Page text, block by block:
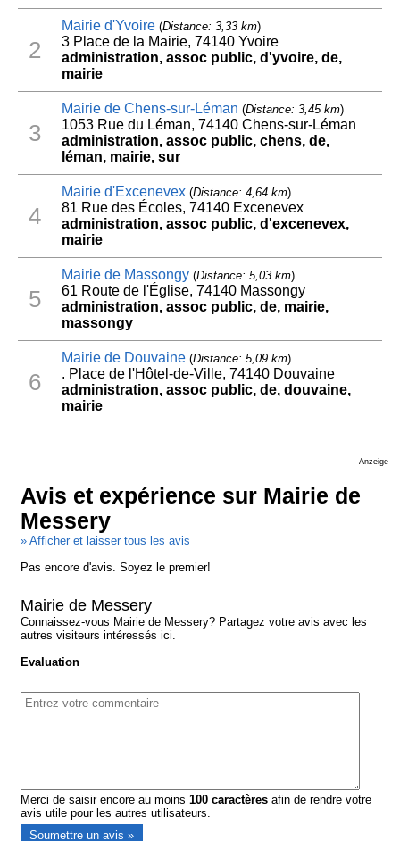
2
Mairie d'Yvoire(Distance: 3,33 km)
3 Place de la Mairie, 74140 Yvoire
administration, assoc public, d'yvoire, de,
mairie
3
Mairie de Chens-sur-Léman (Distance: 3,45 km)
1053 Rue du Léman, 74140 Chens-sur-Léman
administration, assoc public, chens, de,
léman, mairie, sur
4
Mairie d'Excenevex(Distance: 4,64 km)
81 Rue des Écoles, 74140 Excenevex
administration, assoc public, d'excenevex,
mairie
5
Mairie de Massongy(Distance: 5,03 km)
61 Route de l'Église, 74140 Massongy
administration, assoc public, de, mairie,
massongy
6
Mairie de Douvaine(Distance: 5,09 km)
. Place de l'Hôtel-de-Ville, 74140 Douvaine
administration, assoc public, de, douvaine,
mairie
Anzeige
Avis et expérience sur Mairie de
Messery
» Afficher et laisser tous les avis
Pas encore d'avis. Soyez le premier!
Mairie de Messery
Connaissez-vous Mairie de Messery? Partagez votre avis avec les
autres visiteurs intéressés ici.
Evaluation
Merci de saisir encore au moins100 caractères afin de rendre votre
avis utile pour les autres utilisateurs.